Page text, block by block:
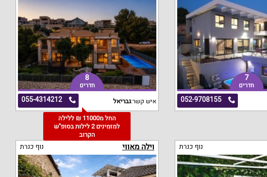
7
חדרים
052-9708155
8
חדרים
055-4314212 איש קשר:גבריאל
החל מ11000 ₪ ללילה
למזמינים 2 לילות בסופ"ש
הקרוב
נוף כנרת וילה מאווי נוף כנרת